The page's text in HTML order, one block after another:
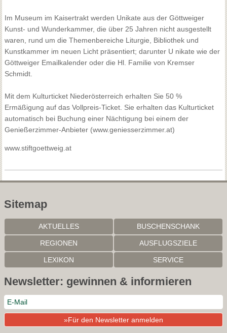
Im Museum im Kaisertrakt werden Unikate aus der Göttweiger
Kunst- und Wunderkammer, die über 25 Jahren nicht ausgestellt
waren, rund um die Themenbereiche Liturgie, Bibliothek und
Kunstkammer im neuen Licht präsentiert; darunter U nikate wie der
Göttweiger Emailkalender oder die Hl. Familie von Kremser
Schmidt.
Mit dem Kulturticket Niederösterreich erhalten Sie 50 %
Ermäßigung auf das Vollpreis-Ticket. Sie erhalten das Kulturticket
automatisch bei Buchung einer Nächtigung bei einem der
Genießerzimmer-Anbieter (www.geniesserzimmer.at)
www.stiftgoettweig.at
Sitemap
AKTUELLES BUSCHENSCHANK
REGIONEN AUSFLUGSZIELE
LEXIKON SERVICE
Newsletter: gewinnen & informieren
»Für den Newsletter anmelden
Mit der weiteren Nutzung dieser Website akzeptieren Sie die